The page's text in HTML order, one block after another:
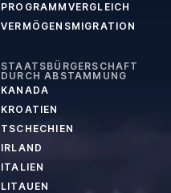
PROGRAMMVERGLEICH
VERMÖGENSMIGRATION
STAATSBÜRGERSCHAFT
DURCH ABSTAMMUNG
KANADA
KROATIEN
TSCHECHIEN
IRLAND
ITALIEN
LITAUEN